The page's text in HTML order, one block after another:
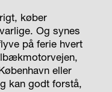
køber
Og synes
på ferie hvert
eller
kan godt forstå,